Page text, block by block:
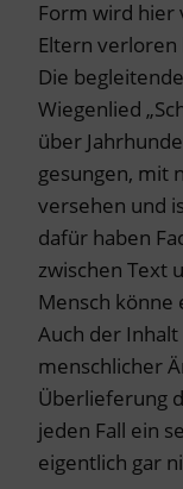
Form wird hier
Eltern
Die
Wiegenlied
über
gesungen, mit
versehen und
dafür haben
zwischen Text
Mensch könne
Auch der
menschlicher
Überlieferung
jeden Fall ein
eigentlich gar